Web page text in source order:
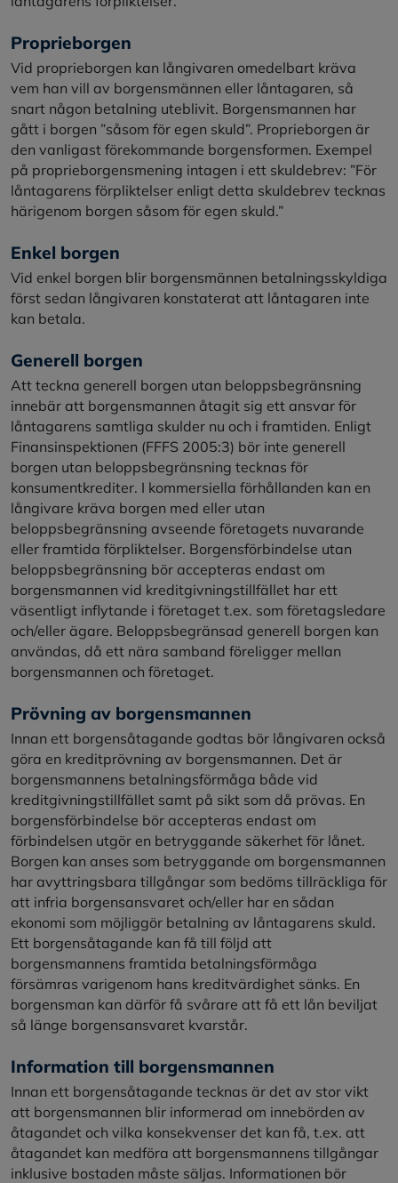
Proprieborgen
Vid proprieborgen kan långivaren omedelbart kräva
vem han vill av borgensmännen eller låntagaren, så
snart någon betalning uteblivit. Borgensmannen har
gått i borgen ”såsom för egen skuld”. Proprieborgen är
den vanligast förekommande borgensformen. Exempel
på proprieborgensmening intagen i ett skuldebrev: ”För
låntagarens förpliktelser enligt detta skuldebrev tecknas
härigenom borgen såsom för egen skuld.”
Enkel borgen
Vid enkel borgen blir borgensmännen betalningsskyldiga
först sedan långivaren konstaterat att låntagaren inte
kan betala.
Generell borgen
Att teckna generell borgen utan beloppsbegränsning
innebär att borgensmannen åtagit sig ett ansvar för
låntagarens samtliga skulder nu och i framtiden. Enligt
Finansinspektionen (FFFS 2005:3) bör inte generell
borgen utan beloppsbegränsning tecknas för
konsumentkrediter. I kommersiella förhållanden kan en
långivare kräva borgen med eller utan
beloppsbegränsning avseende företagets nuvarande
eller framtida förpliktelser. Borgensförbindelse utan
beloppsbegränsning bör accepteras endast om
borgensmannen vid kreditgivningstillfället har ett
väsentligt inflytande i företaget t.ex. som företagsledare
och/eller ägare. Beloppsbegränsad generell borgen kan
användas, då ett nära samband föreligger mellan
borgensmannen och företaget.
Prövning av borgensmannen
Innan ett borgensåtagande godtas bör långivaren också
göra en kreditprövning av borgensmannen. Det är
borgensmannens betalningsförmåga både vid
kreditgivningstillfället samt på sikt som då prövas. En
borgensförbindelse bör accepteras endast om
förbindelsen utgör en betryggande säkerhet för lånet.
Borgen kan anses som betryggande om borgensmannen
har avyttringsbara tillgångar som bedöms tillräckliga för
att infria borgensansvaret och/eller har en sådan
ekonomi som möjliggör betalning av låntagarens skuld.
Ett borgensåtagande kan få till följd att
borgensmannens framtida betalningsförmåga
försämras varigenom hans kreditvärdighet sänks. En
borgensman kan därför få svårare att få ett lån beviljat
så länge borgensansvaret kvarstår.
Information till borgensmannen
Innan ett borgensåtagande tecknas är det av stor vikt
att borgensmannen blir informerad om innebörden av
åtagandet och vilka konsekvenser det kan få, t.ex. att
åtagandet kan medföra att borgensmannens tillgångar
inklusive bostaden måste säljas. Informationen bör